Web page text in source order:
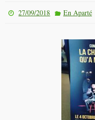
27/09/2018 En Aparté